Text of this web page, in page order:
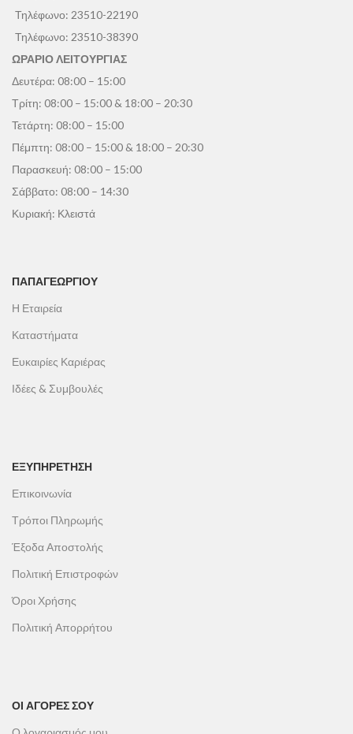
Τηλέφωνο: 23510-22190
Τηλέφωνο: 23510-38390
ΩΡΑΡΙΟ ΛΕΙΤΟΥΡΓΙΑΣ
Δευτέρα: 08:00 – 15:00
Τρίτη: 08:00 – 15:00 & 18:00 – 20:30
Τετάρτη: 08:00 – 15:00
Πέμπτη: 08:00 – 15:00 & 18:00 – 20:30
Παρασκευή: 08:00 – 15:00
Σάββατο: 08:00 – 14:30
Κυριακή: Κλειστά
ΠΑΠΑΓΕΩΡΓΊΟΥ
Η Εταιρεία
Καταστήματα
Ευκαιρίες Καριέρας
Ιδέες & Συμβουλές
ΕΞΥΠΗΡΕΤΗΣΗ
Επικοινωνία
Τρόποι Πληρωμής
Έξοδα Αποστολής
Πολιτική Επιστροφών
Όροι Χρήσης
Πολιτική Απορρήτου
ΟΙ ΑΓΟΡΕΣ ΣΟΥ